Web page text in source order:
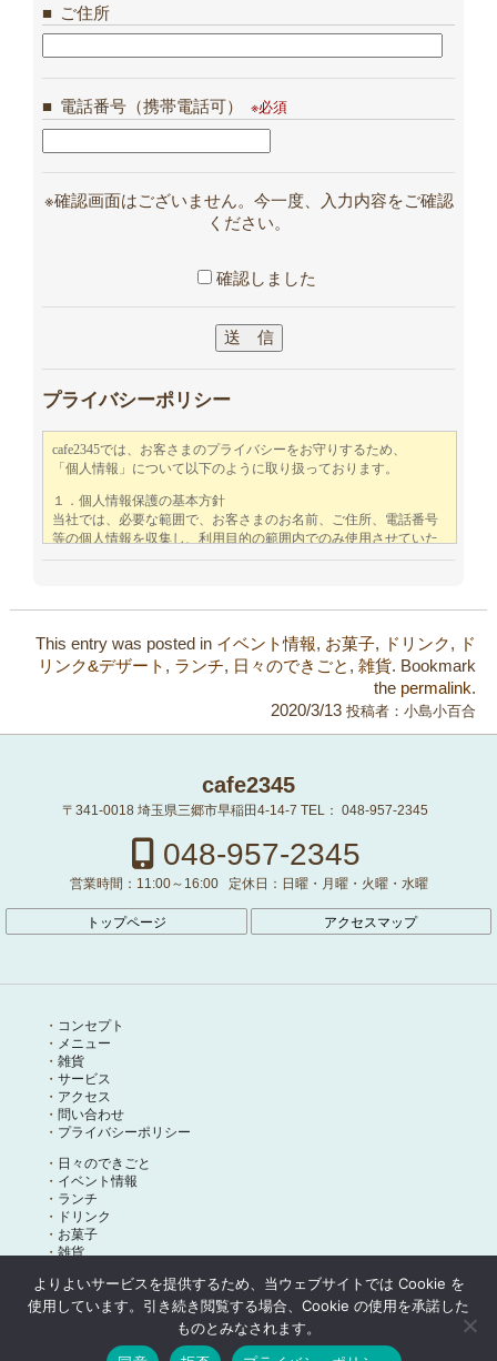
ご住所
電話番号（携帯電話可）
※確認画面はございません。今一度、入力内容をご確認
ください。
確認しました
プライバシーポリシー
This entry was posted in イベント情報, お菓子, ドリンク,
ド
リンク&デザート , ランチ, 日々のできごと ,雑貨. Bookmark
the permalink.
2020/3/13 投稿者：小島小百合
cafe2345
〒341-0018 埼玉県三郷市早稲田4-14-7 TEL： 048-957-2345
048-957-2345
営業時間： 11:00～16:00 定休日： 日曜・月曜・火曜・水曜
トップページ アクセスマップ
コンセプト
メニュー
雑貨
サービス
アクセス
問い合わせ
プライバシーポリシー
日々のできごと
イベント情報
ランチ
ドリンク
お菓子
雑貨
よりよいサービスを提供するため、当ウェブサイトでは Cookie を
使用しています。引き続き閲覧する場合、Cookie の使用を承諾した
ものとみなされます。